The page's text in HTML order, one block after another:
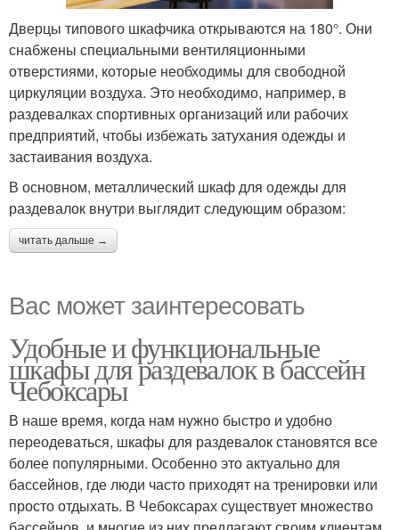
Дверцы типового шкафчика открываются на 180°. Они
снабжены специальными вентиляционными
отверстиями, которые необходимы для свободной
циркуляции воздуха. Это необходимо, например, в
раздевалках спортивных организаций или рабочих
предприятий, чтобы избежать затухания одежды и
застаивания воздуха.
В основном, металлический шкаф для одежды для
раздевалок внутри выглядит следующим образом:
читать дальше →
Вас может заинтересовать
Удобные и функциональные
шкафы для раздевалок в бассейн
Чебоксары
В наше время, когда нам нужно быстро и удобно
переодеваться, шкафы для раздевалок становятся все
более популярными. Особенно это актуально для
бассейнов, где люди часто приходят на тренировки или
просто отдыхать. В Чебоксарах существует множество